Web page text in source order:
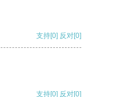
支持[0] 反对[0]
支持[0] 反对[0]